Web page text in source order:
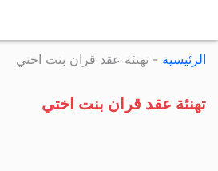
إلى
المحتوى
الرئيسية - تهنئة عقد قران بنت اختي
تهنئة عقد قران بنت اختي